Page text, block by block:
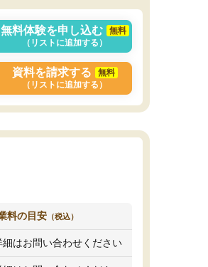
じました。
無料体験を申し込む
無料
（リストに追加する）
資料を請求する
無料
（リストに追加する）
料の目安 （税込）
細はお問い合わせください